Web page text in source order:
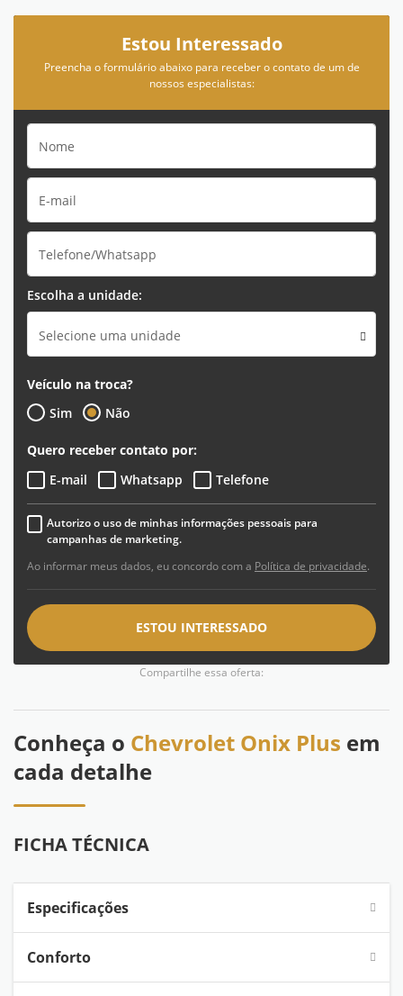
Estou Interessado
Preencha o formulário abaixo para receber o contato de um de
nossos especialistas:
Escolha a unidade:
Selecione uma unidade
Veículo na troca?
Sim
Não
Quero receber contato por:
E-mail
Whatsapp Telefone
Autorizo o uso de minhas informações pessoais para
campanhas de marketing.
Ao informar meus dados, eu concordo com a Política de privacidade.
ESTOU INTERESSADO
Compartilhe essa oferta:
Conheça o Chevrolet Onix Plus em
cada detalhe
FICHA TÉCNICA
Especificações
Conforto